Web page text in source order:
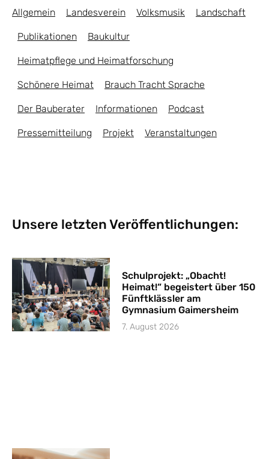
Allgemein Landesverein Volksmusik Landschaft
Publikationen Baukultur
Heimatpflege und Heimatforschung
Schönere Heimat Brauch Tracht Sprache
Der Bauberater Informationen Podcast
Pressemitteilung Projekt Veranstaltungen
Unsere letzten Veröffentlichungen:
Schulprojekt: „Obacht!
Heimat!“ begeistert über 150
Fünftklässler am
Gymnasium Gaimersheim
7. August 2026